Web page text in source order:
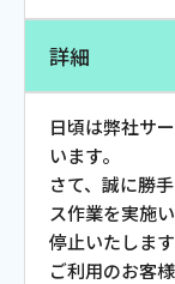
詳細
日頃は弊社サ
います。
さて、誠に勝
ス作業を実施
停止いたします
ご利用のお客